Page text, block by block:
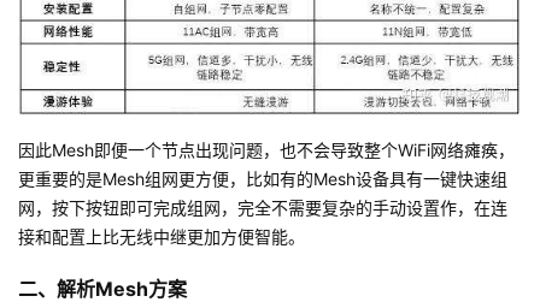
因此Mesh即便一个节点出现问题，也不会导致整个WiFi网络瘫痪，
更重要的是Mesh组网更方便，比如有的Mesh设备具有一键快速组
网，按下按钮即可完成组网，完全不需要复杂的手动设置作，在连
接和配置上比无线中继更加方便智能。
二、解析Mesh方案